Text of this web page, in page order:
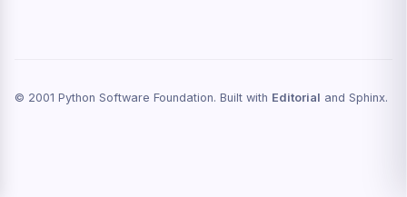
© 2001 Python Software Foundation. Built with Editorial and Sphinx.